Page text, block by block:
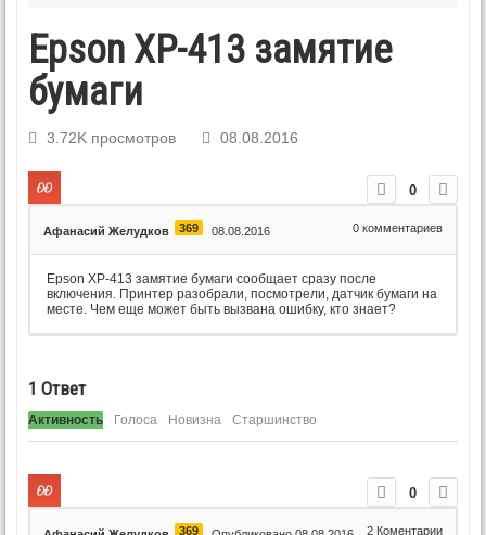
Epson XP-413 замятие
бумаги
3.72K просмотров 08.08.2016
0
Афанасий Желудков 369 08.08.2016 0 комментариев
Epson XP-413 замятие бумаги сообщает сразу после
включения. Принтер разобрали, посмотрели, датчик бумаги на
месте. Чем еще может быть вызвана ошибку, кто знает?
1 Ответ
Активность Голоса Новизна Старшинство
0
369 2 Коментарии